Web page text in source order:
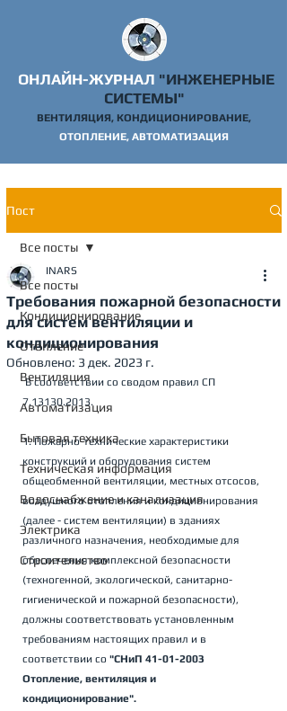
ОНЛАЙН-ЖУРНАЛ "ИНЖЕНЕРНЫЕ
СИСТЕМЫ"
ВЕНТИЛЯЦИЯ, КОНДИЦИОНИРОВАНИЕ,
ОТОПЛЕНИЕ, АВТОМАТИЗАЦИЯ
Пост
Все посты
Кондиционирование
Отопление
Вентиляция
Автоматизация
Бытовая техника
Техническая информация
Водоснабжение и канализация
Электрика
Строительство
Все посты
Требования пожарной безопасности
для систем вентиляции и
кондиционирования
INARS
Обновлено: 3 дек. 2023 г.
В соответствии со сводом правил СП
7.13130.2013.
1. Пожарно-технические характеристики
конструкций и оборудования систем
общеобменной вентиляции, местных отсосов,
воздушного отопления и кондиционирования
(далее - систем вентиляции) в зданиях
различного назначения, необходимые для
обеспечения комплексной безопасности
(техногенной, экологической, санитарно-
гигиенической и пожарной безопасности),
должны соответствовать установленным
требованиям настоящих правил и в
соответствии со "СНиП 41-01-2003
Отопление, вентиляция и
кондиционирование".